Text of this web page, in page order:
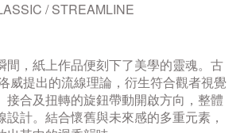
/ STREAMLINE
間，紙上作品便刻下了美學的靈魂。古
威提出的流線理論，衍生符合觀者視覺
接合及扭轉的旋鈕帶動開啟方向，整體
設計。結合懷舊與未來感的多重元素，